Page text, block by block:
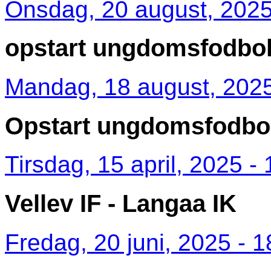
Onsdag, 20 august,
opstart
Mandag, 18 august,
Opstart
Tirsdag, 15 april, 2025 -
Vellev IF - Langaa IK
Fredag, 20 juni, 2025 -